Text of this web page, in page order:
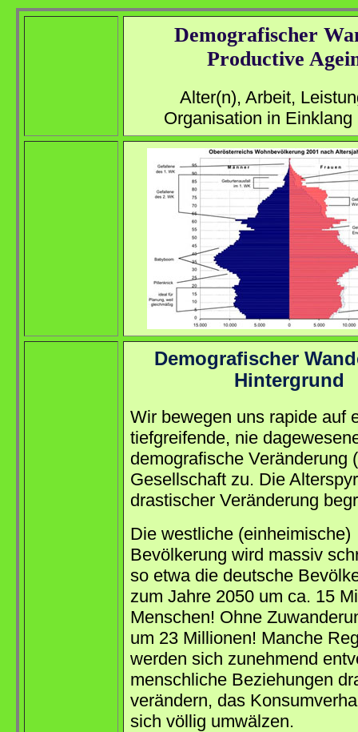
Demografischer
Productive
Alter(n), Arbeit,
Organisation in Einklang
Demografischer
Hintergrund
Wir bewegen uns rapide auf
tiefgreifende, nie
demografische Veränderung
Gesellschaft zu. Die
drastischer Veränderung
Die westliche (einheimische)
Bevölkerung wird massiv
so etwa die deutsche
zum Jahre 2050 um ca. 15
Menschen! Ohne
um 23 Millionen! Manche
werden sich zunehmend
menschliche Beziehungen
verändern, das
sich völlig umwälzen.